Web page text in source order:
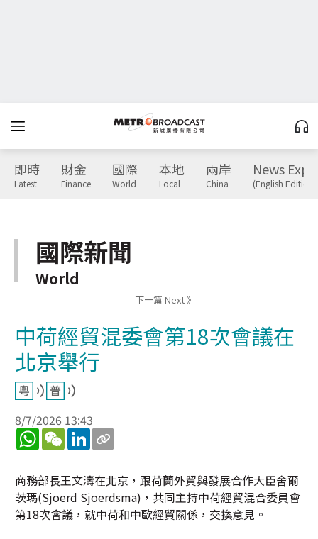
即時
Latest
財金
Finance
國際
World
本地
Local
兩岸
China
News
(English Edition)
國際新聞
World
下一篇 Next 》
中荷經貿混委會第18次會議在
北京舉行
8/7/2026 13:43
WhatsApp
WeChatLinkedIn
商務部長王文濤在北京，跟荷蘭外貿與發展合作大臣舍爾
茨瑪(Sjoerd Sjoerdsma)，共同主持中荷經貿混合委員會
第18次會議，就中荷和中歐經貿關係，交換意見。